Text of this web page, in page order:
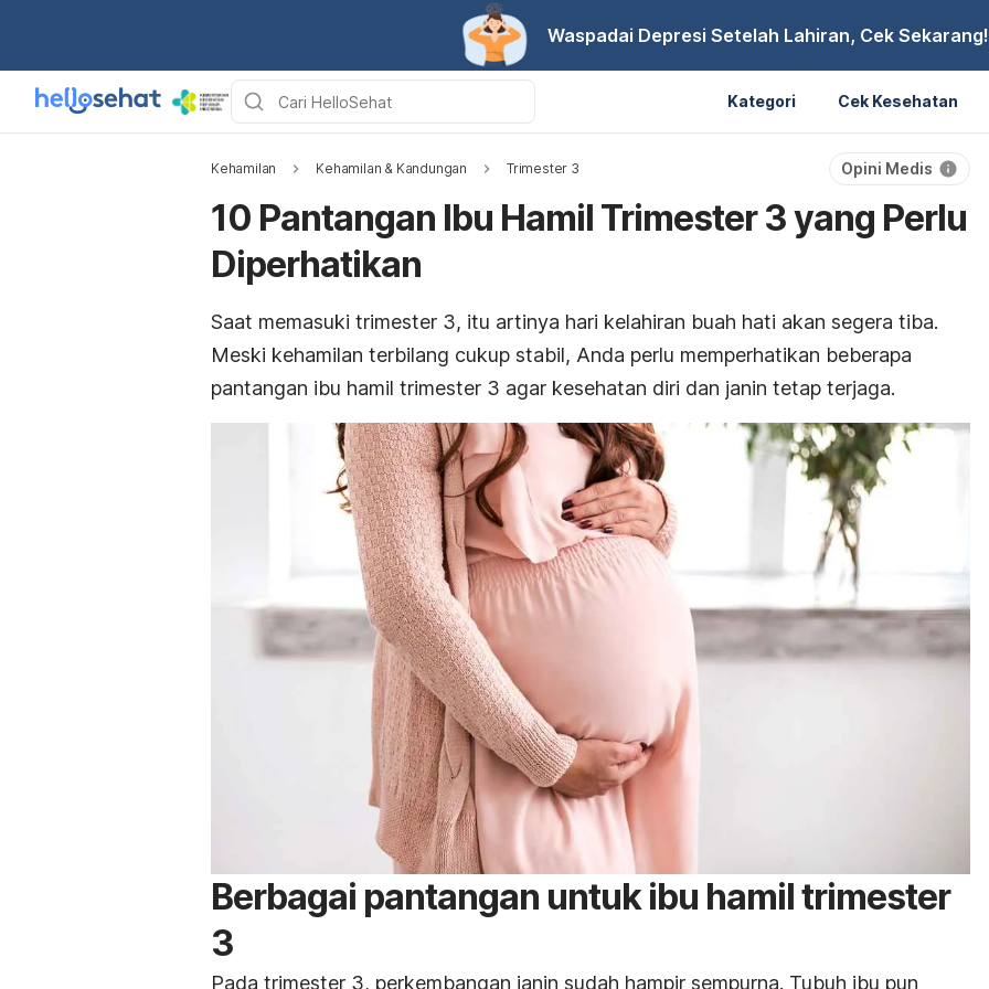
Waspadai Depresi Setelah Lahiran, Cek Sekarang!
Kategori Cek Kesehatan
Kehamilan Kehamilan & Kandungan Trimester 3 Opini Medis
10 Pantangan Ibu Hamil Trimester 3 yang Perlu
Diperhatikan
Saat memasuki trimester 3, itu artinya hari kelahiran buah hati akan segera tiba.
Meski kehamilan terbilang cukup stabil, Anda perlu memperhatikan beberapa
pantangan ibu hamil trimester 3 agar kesehatan diri dan janin tetap terjaga.
Berbagai pantangan untuk ibu hamil trimester
3
Pada trimester 3, perkembangan janin sudah hampir sempurna. Tubuh ibu pun